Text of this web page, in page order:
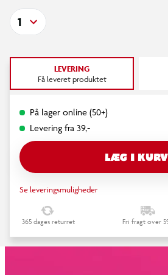
1
LEVERING
Få leveret produktet
På lager online (50+)
Levering fra 39,-
LÆG I KURV
Se leveringsmuligheder
365 dages returret Fri fragt over